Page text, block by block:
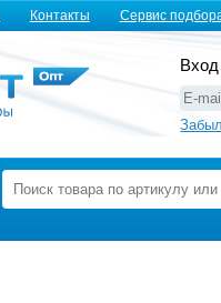
Контакты Сервис